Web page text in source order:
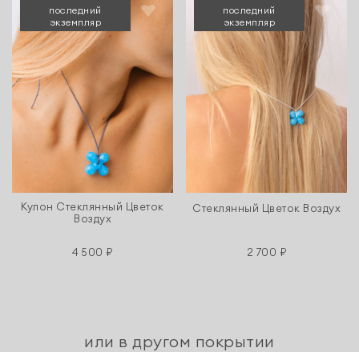
последний
экземпляр
Кулон Стеклянный Цветок
Воздух
4 500 ₽
последний
экземпляр
Стеклянный Цветок Воздух
2 700 ₽
или в другом покрытии